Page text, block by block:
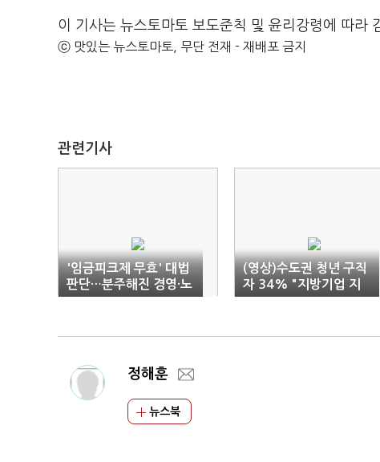
이 기사는 뉴스토마토 보도준칙 및 윤리강령에 따라
ⓒ 맛있는 뉴스토마토, 무단 전재 - 재배포 금지
관련기사
'임금피크제 무효' 대법
판단…분주해진 경영·노
동계
(영상)수도권 청년 구직
자 34% "지방기업 지
원 안 해"
정해훈
뉴스북